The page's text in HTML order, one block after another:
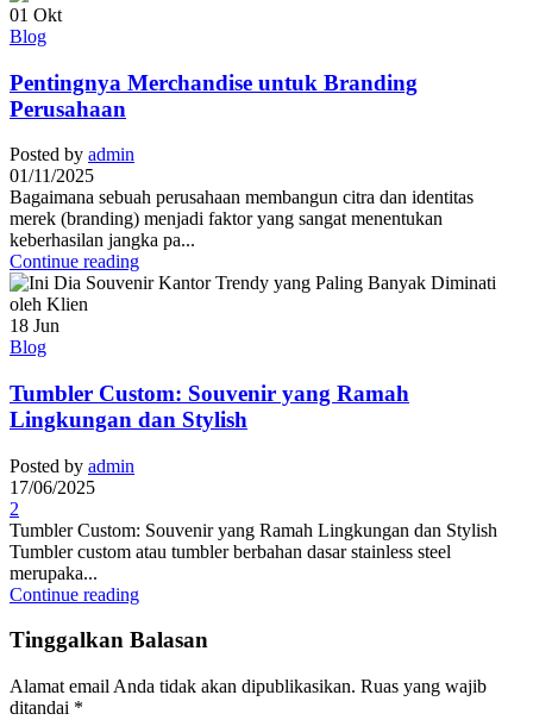
01 Okt
Blog
Pentingnya Merchandise untuk Branding
Perusahaan
Posted by admin
01/11/2025
Bagaimana sebuah perusahaan membangun citra dan identitas
merek (branding) menjadi faktor yang sangat menentukan
keberhasilan jangka pa...
Continue reading
18 Jun
Blog
Tumbler Custom: Souvenir yang Ramah
Lingkungan dan Stylish
Posted by admin
17/06/2025
2
Tumbler Custom: Souvenir yang Ramah Lingkungan dan Stylish
Tumbler custom atau tumbler berbahan dasar stainless steel
merupaka...
Continue reading
Tinggalkan Balasan
Alamat email Anda tidak akan dipublikasikan. Ruas yang wajib
ditandai *